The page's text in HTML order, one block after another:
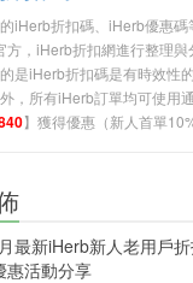
iHerb折扣碼、iHerb優惠
方，iHerb折扣網進行整理與
是iHerb折扣碼是有時效性
，所有iHerb訂單均可使用
】獲得優惠（新人首單
最新iHerb新人老用戶折
惠活動分享